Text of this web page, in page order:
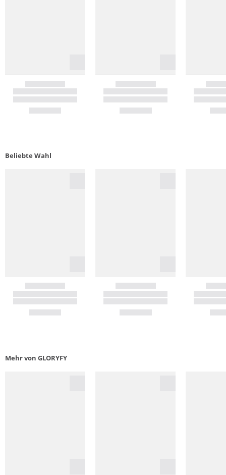
Beliebte Wahl
Mehr von GLORYFY